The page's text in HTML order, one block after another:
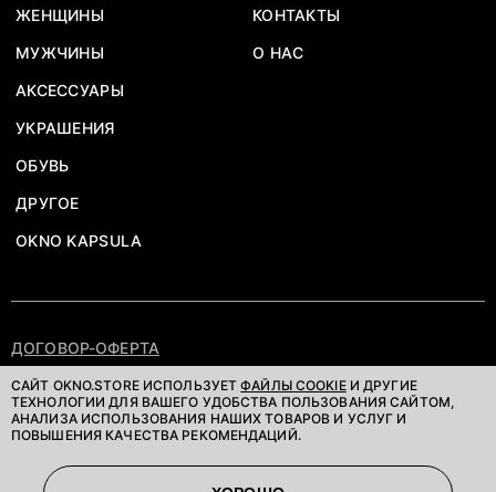
САЙТ OKNO.STORE ИСПОЛЬЗУЕТФАЙЛЫ COOKIEИ ДРУГИЕ
ТЕХНОЛОГИИ ДЛЯ ВАШЕГО УДОБСТВА ПОЛЬЗОВАНИЯ САЙТОМ,
АНАЛИЗА ИСПОЛЬЗОВАНИЯ НАШИХ ТОВАРОВ И УСЛУГ И
ПОВЫШЕНИЯ КАЧЕСТВА РЕКОМЕНДАЦИЙ.
ЖЕНЩИНЫ
МУЖЧИНЫ
АКСЕССУАРЫ
УКРАШЕНИЯ
ОБУВЬ
ДРУГОЕ
OKNO KAPSULA
КОНТАКТЫ
О НАС
ДОГОВОР-ОФЕРТА
ПОЛИТИКА КОНФИДЕНЦИАЛЬНОСТИ
©OKNOSTORE. ВСЕ ПРАВА ЗАЩИЩЕНЫ